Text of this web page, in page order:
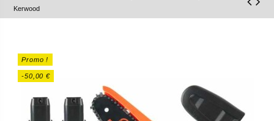
Kerwood
Promo !
-50,00 €